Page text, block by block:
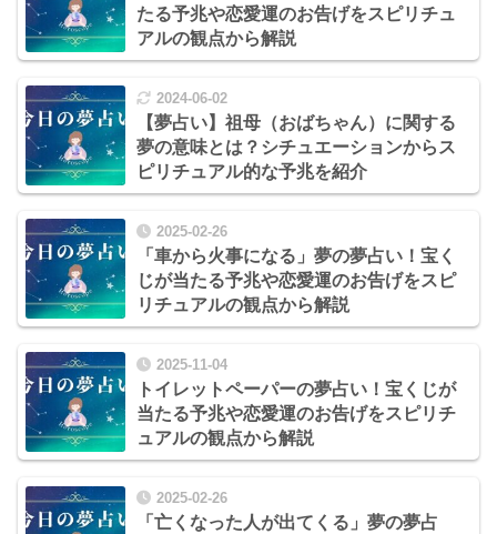
たる予兆や恋愛運のお告げをスピリチュ
アルの観点から解説
2024-06-02
【夢占い】祖母（おばちゃん）に関する
夢の意味とは？シチュエーションからス
ピリチュアル的な予兆を紹介
2025-02-26
「車から火事になる」夢の夢占い！宝く
じが当たる予兆や恋愛運のお告げをスピ
リチュアルの観点から解説
2025-11-04
トイレットペーパーの夢占い！宝くじが
当たる予兆や恋愛運のお告げをスピリチ
ュアルの観点から解説
2025-02-26
「亡くなった人が出てくる」夢の夢占